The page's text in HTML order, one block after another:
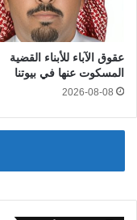
عقوق الآباء للأبناء القضية
المسكوت عنها في بيوتنا
2026-08-08